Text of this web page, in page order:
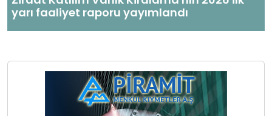
yarı faaliyet raporu yayımlandı